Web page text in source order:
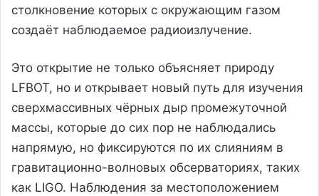
столкновение которых с окружающим газом
создаёт наблюдаемое радиоизлучение.
Это открытие не только объясняет природу
LFBOT, но и открывает новый путь для изучения
сверхмассивных чёрных дыр промежуточной
массы, которые до сих пор не наблюдались
напрямую, но фиксируются по их слияниям в
гравитационно-волновых обсерваториях, таких
как LIGO. Наблюдения за местоположением